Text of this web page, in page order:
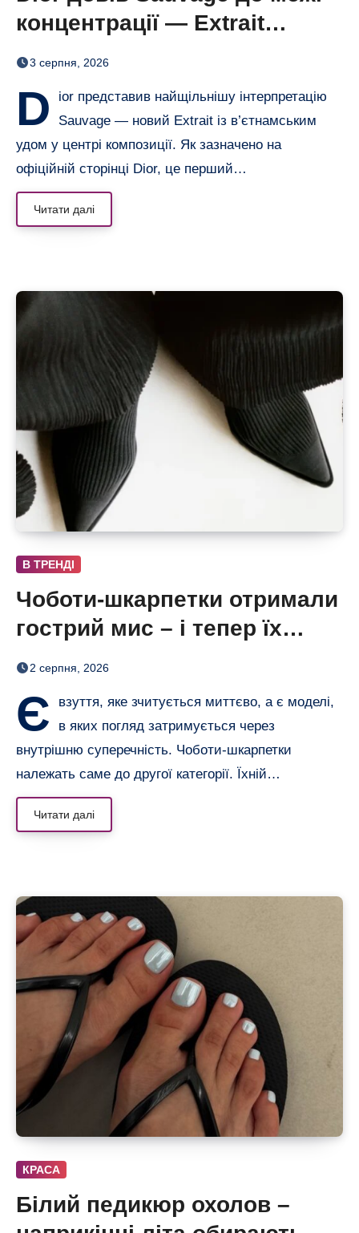
концентрації — Extrait
дозріває 42 дні
3 серпня, 2026
D
ior представив найщільнішу інтерпретацію
Sauvage — новий Extrait із в’єтнамським
удом у центрі композиції. Як зазначено на
офіційній сторінці Dior, це перший…
Читати далі
В ТРЕНДІ
Чоботи-шкарпетки отримали
гострий мис – і тепер їх
хочеться роздивлятися
2 серпня, 2026
Є
взуття, яке зчитується миттєво, а є моделі,
в яких погляд затримується через
внутрішню суперечність. Чоботи-шкарпетки
належать саме до другої категорії. Їхній…
Читати далі
КРАСА
Білий педикюр охолов –